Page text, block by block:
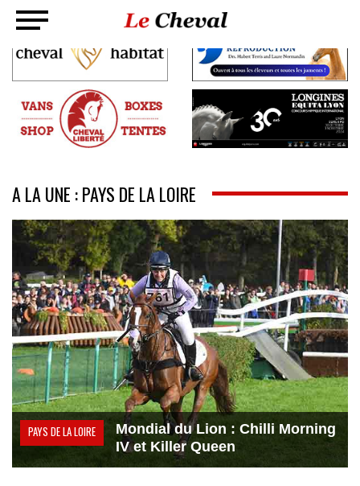
A LA UNE : PAYS DE LA LOIRE
PAYS DE LA LOIRE
Mondial du Lion : Chilli Morning
IV et Killer Queen